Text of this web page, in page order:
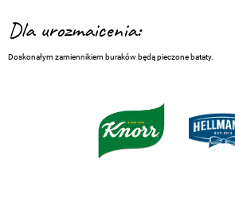
Dla urozmaicenia:
Doskonałym zamiennikiem buraków będą pieczone bataty.